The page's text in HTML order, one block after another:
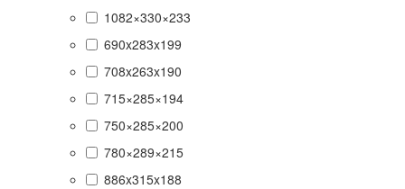
1082×330×233
690x283x199
708x263x190
715×285×194
750×285×200
780×289×215
886x315x188